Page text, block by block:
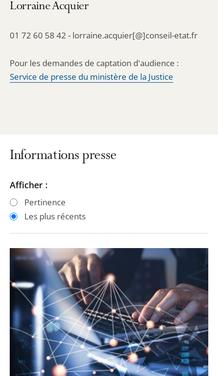
Lorraine Acquier
01 72 60 58 42 - lorraine.acquier[@]conseil-etat.fr
Pour les demandes de captation d'audience :
Service de presse du ministère de la Justice
Informations presse
Passer
les
filtres
après
Passer
les
filtres
avant
Afficher :
Pertinence
Les plus récents
S’engager
dans
l’intelligence
artificielle
pour
meilleur
service
public